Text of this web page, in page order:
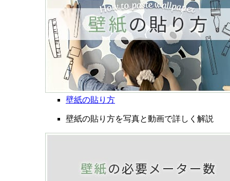
壁紙の貼り方
壁紙の貼り方を写真と動画で詳しく解説